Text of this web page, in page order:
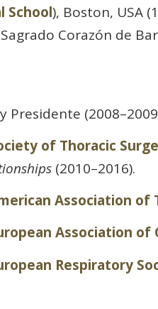
School), Boston, USA
Corazón de
Presidente
of Thoracic
(2010–2016).
Association of
Association of
Respiratory